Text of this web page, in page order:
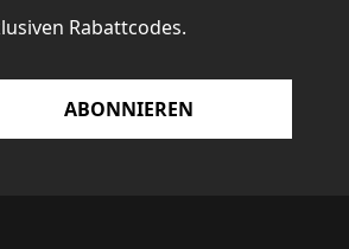
Rabattcodes.
ABONNIEREN